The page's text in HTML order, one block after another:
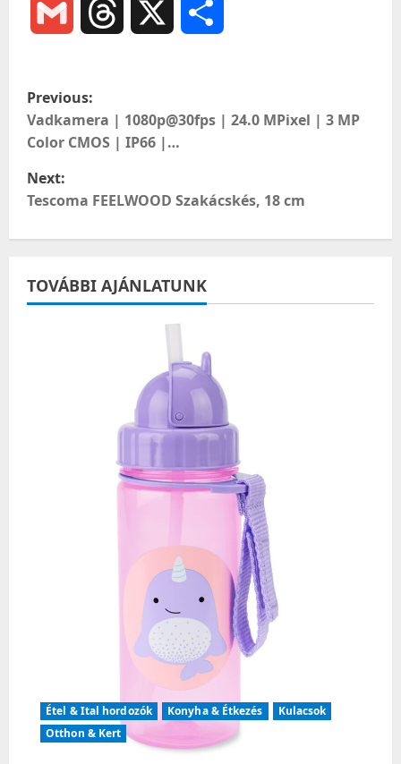
Gmail Threads
P
o
s
t
n
a
v
Previous:
Vadkamera | 1080p@30fps | 24.0 MPixel | 3 MP
Color CMOS | IP66 |…
Next:
Tescoma FEELWOOD Szakácskés, 18 cm
TOVÁBBI AJÁNLATUNK
Étel & Ital hordozók Konyha & Étkezés
Kulacsok
Otthon & Kert